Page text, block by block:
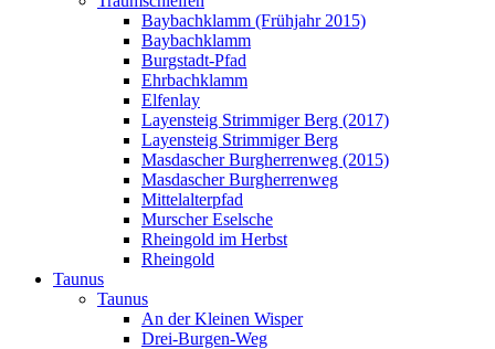
Baybachklamm (Frühjahr 2015)
Baybachklamm
Burgstadt-Pfad
Ehrbachklamm
Elfenlay
Layensteig Strimmiger Berg (2017)
Layensteig Strimmiger Berg
Masdascher Burgherrenweg (2015)
Masdascher Burgherrenweg
Mittelalterpfad
Murscher Eselsche
Rheingold im Herbst
Rheingold
Taunus
Taunus
An der Kleinen Wisper
Drei-Burgen-Weg